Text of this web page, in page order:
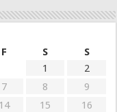
F S
S
1
2
7 8
9
14 15
16